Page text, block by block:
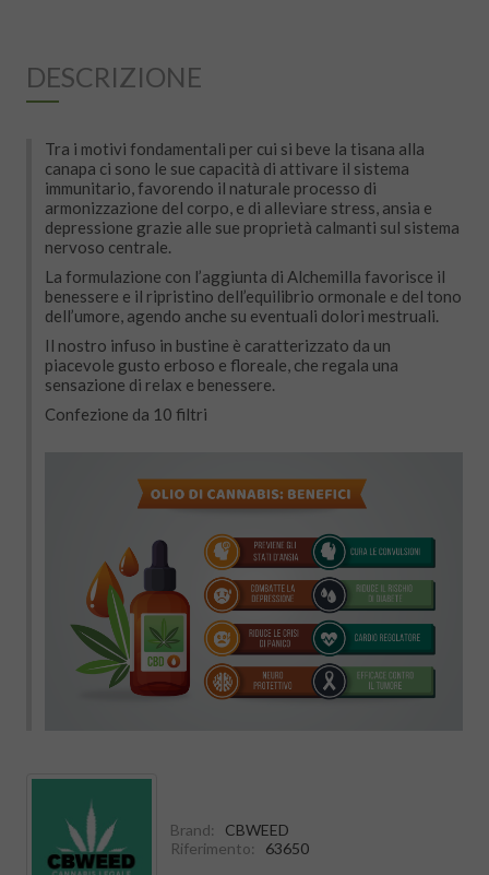
DESCRIZIONE
Tra i motivi fondamentali per cui si beve la tisana alla
canapa ci sono le sue capacità di attivare il sistema
immunitario, favorendo il naturale processo di
armonizzazione del corpo, e di alleviare stress, ansia e
depressione grazie alle sue proprietà calmanti sul sistema
nervoso centrale.
La formulazione con l’aggiunta di Alchemilla favorisce il
benessere e il ripristino dell’equilibrio ormonale e del tono
dell’umore, agendo anche su eventuali dolori mestruali.
Il nostro infuso in bustine è caratterizzato da un
piacevole gusto erboso e floreale, che regala una
sensazione di relax e benessere.
Confezione da 10 filtri
Brand:
CBWEED
Riferimento:
63650